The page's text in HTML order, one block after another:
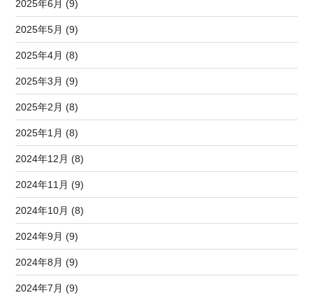
2025年6月 (9)
2025年5月 (9)
2025年4月 (8)
2025年3月 (9)
2025年2月 (8)
2025年1月 (8)
2024年12月 (8)
2024年11月 (9)
2024年10月 (8)
2024年9月 (9)
2024年8月 (9)
2024年7月 (9)